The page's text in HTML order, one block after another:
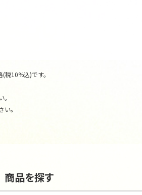
10%込)です。
。
商品を探す